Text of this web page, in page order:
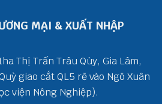
MẠI & XUẤT NHẬP
Thị Trấn Trâu Qùy, Gia Lâm,
giao cắt QL5 rẽ vào Ngô Xuân
viện Nông Nghiệp).